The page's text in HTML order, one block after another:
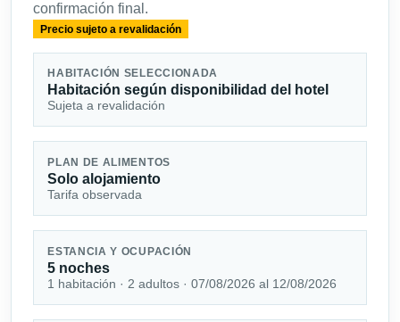
confirmación final.
Precio sujeto a revalidación
HABITACIÓN SELECCIONADA
Habitación según disponibilidad del hotel
Sujeta a revalidación
PLAN DE ALIMENTOS
Solo alojamiento
Tarifa observada
ESTANCIA Y OCUPACIÓN
5 noches
1 habitación · 2 adultos · 07/08/2026 al 12/08/2026